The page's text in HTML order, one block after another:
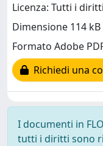
Licenza: Tutti i
Dimensione 114 kB
Formato Adobe
Richiedi una
I documenti in
tutti i diritti sono